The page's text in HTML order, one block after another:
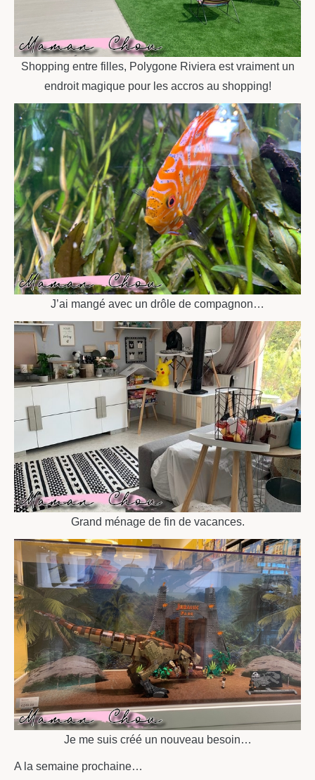
Shopping entre filles, Polygone Riviera est vraiment un
endroit magique pour les accros au shopping!
J’ai mangé avec un drôle de compagnon…
Grand ménage de fin de vacances.
Je me suis créé un nouveau besoin…
A la semaine prochaine…